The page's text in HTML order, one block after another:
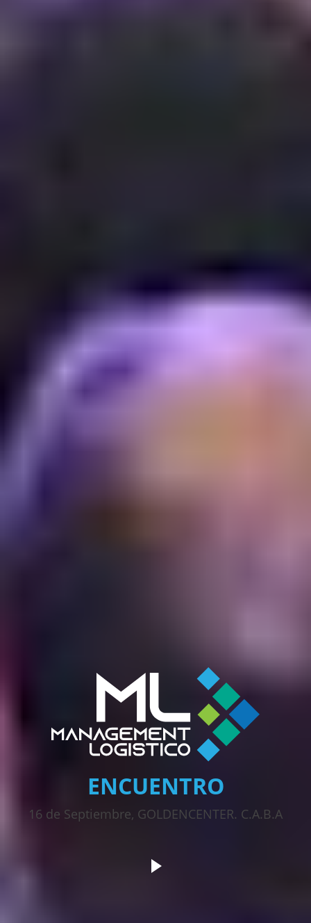
ENCUENTRO
16 de Septiembre, GOLDENCENTER. C.A.B.A